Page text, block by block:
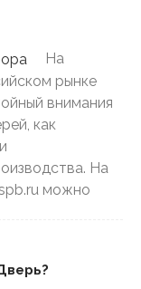
На
рынке
внимания
как
На
можно